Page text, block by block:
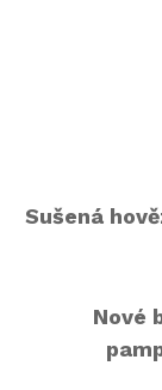
Sušená
Nové